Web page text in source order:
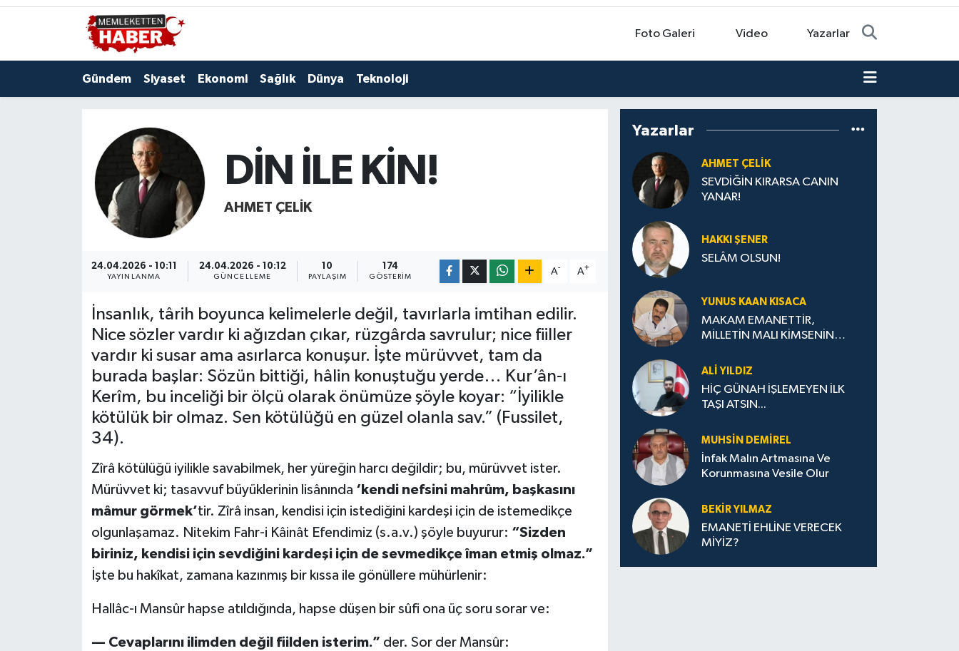
Foto Galeri Video Yazarlar
Gündem Siyaset Ekonomi Sağlık Dünya Teknoloji
DİN İLE KİN!
AHMET ÇELIK
24.04.2026 - 10:11
YAYINLANMA
24.04.2026 - 10:12
GÜNCELLEME
10
PAYLAŞIM
174
GÖSTERIM
A- A+
İnsanlık, târih boyunca kelimelerle değil, tavırlarla imtihan edilir.
Nice sözler vardır ki ağızdan çıkar, rüzgârda savrulur; nice fiiller
vardır ki susar ama asırlarca konuşur. İşte mürüvvet, tam da
burada başlar: Sözün bittiği, hâlin konuştuğu yerde… Kur’ân-ı
Kerîm, bu inceliği bir ölçü olarak önümüze şöyle koyar: “İyilikle
kötülük bir olmaz. Sen kötülüğü en güzel olanla sav.” (Fussilet,
34).
Zîrâ kötülüğü iyilikle savabilmek, her yüreğin harcı değildir; bu, mürüvvet ister.
Mürüvvet ki; tasavvuf büyüklerinin lisânında ‘kendi nefsini mahrûm, başkasını
mâmur görmek’tir. Zîrâ insan, kendisi için istediğini kardeşi için de istemedikçe
olgunlaşamaz. Nitekim Fahr-i Kâinât Efendimiz (s.a.v.) şöyle buyurur: “Sizden
biriniz, kendisi için sevdiğini kardeşi için de sevmedikçe îman etmiş olmaz.”
İşte bu hakîkat, zamana kazınmış bir kıssa ile gönüllere mühürlenir:
Hallâc-ı Mansûr hapse atıldığında, hapse düşen bir sûfi ona üç soru sorar ve:
— Cevaplarını ilimden değil fiilden isterim.” der. Sor der Mansûr:
Yazarlar
AHMET ÇELIK
SEVDİĞİN KIRARSA CANIN
YANAR!
HAKKI ŞENER
SELÂM OLSUN!
YUNUS KAAN KISACA
MAKAM EMANETTİR,
MİLLETİN MALI KİMSENİN
ALI YILDIZ
HİÇ GÜNAH İŞLEMEYEN İLK
TAŞI ATSIN...
MUHSIN DEMIREL
İnfak Malın Artmasına Ve
Korunmasına Vesile Olur
BEKIR YILMAZ
EMANETİ EHLİNE VERECEK
MİYİZ?